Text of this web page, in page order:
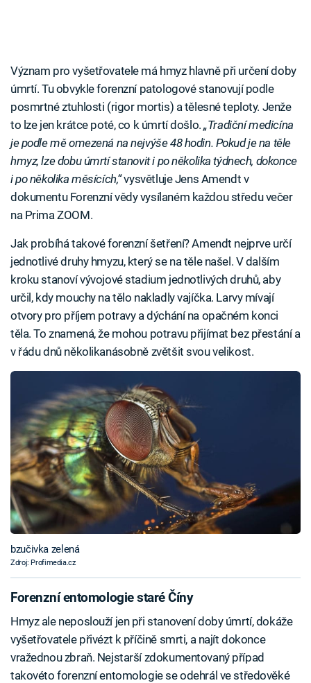
Význam pro vyšetřovatele má hmyz hlavně při určení doby
úmrtí. Tu obvykle forenzní patologové stanovují podle
posmrtné ztuhlosti (rigor mortis) a tělesné teploty. Jenže
to lze jen krátce poté, co k úmrtí došlo.„Tradiční medicína
je podle mě omezená na nejvýše 48 hodin. Pokud je na těle
hmyz, lze dobu úmrtí stanovit i po několika týdnech, dokonce
i po několika měsících,“vysvětluje Jens Amendt v
dokumentu Forenzní vědy vysílaném každou středu večer
na Prima ZOOM.
Jak probíhá takové forenzní šetření? Amendt nejprve určí
jednotlivé druhy hmyzu, který se na těle našel. V dalším
kroku stanoví vývojové stadium jednotlivých druhů, aby
určil, kdy mouchy na tělo nakladly vajíčka. Larvy mívají
otvory pro příjem potravy a dýchání na opačném konci
těla. To znamená, že mohou potravu přijímat bez přestání a
v řádu dnů několikanásobně zvětšit svou velikost.
bzučivka zelená
Zdroj: Profimedia.cz
Forenzní entomologie staré Číny
Hmyz ale neposlouží jen při stanovení doby úmrtí, dokáže
vyšetřovatele přivézt k příčině smrti, a najít dokonce
vražednou zbraň. Nejstarší zdokumentovaný případ
takovéto forenzní entomologie se odehrál ve středověké